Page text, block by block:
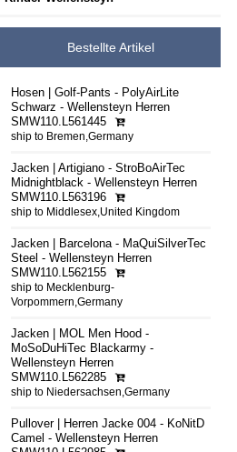
Bestellte Artikel
Hosen | Golf-Pants - PolyAirLite
Schwarz - Wellensteyn Herren
SMW110.L561445
ship to Bremen,Germany
Jacken | Artigiano - StroBoAirTec
Midnightblack - Wellensteyn Herren
SMW110.L563196
ship to Middlesex,United Kingdom
Jacken | Barcelona - MaQuiSilverTec
Steel - Wellensteyn Herren
SMW110.L562155
ship to Mecklenburg-
Vorpommern,Germany
Jacken | MOL Men Hood -
MoSoDuHiTec Blackarmy -
Wellensteyn Herren
SMW110.L562285
ship to Niedersachsen,Germany
Pullover | Herren Jacke 004 - KoNitD
Camel - Wellensteyn Herren